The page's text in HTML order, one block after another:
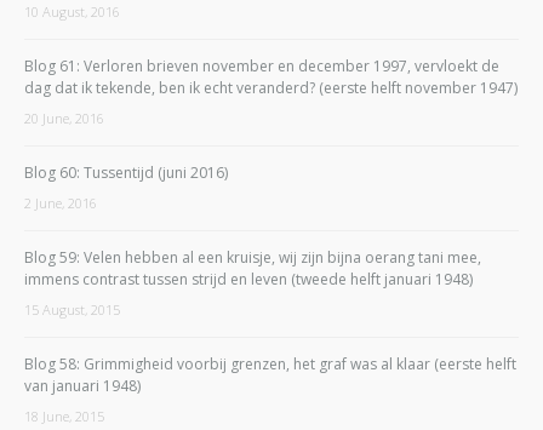
10 August, 2016
Blog 61: Verloren brieven november en december 1997, vervloekt de
dag dat ik tekende, ben ik echt veranderd? (eerste helft november 1947)
20 June, 2016
Blog 60: Tussentijd (juni 2016)
2 June, 2016
Blog 59: Velen hebben al een kruisje, wij zijn bijna oerang tani mee,
immens contrast tussen strijd en leven (tweede helft januari 1948)
15 August, 2015
Blog 58: Grimmigheid voorbij grenzen, het graf was al klaar (eerste helft
van januari 1948)
18 June, 2015